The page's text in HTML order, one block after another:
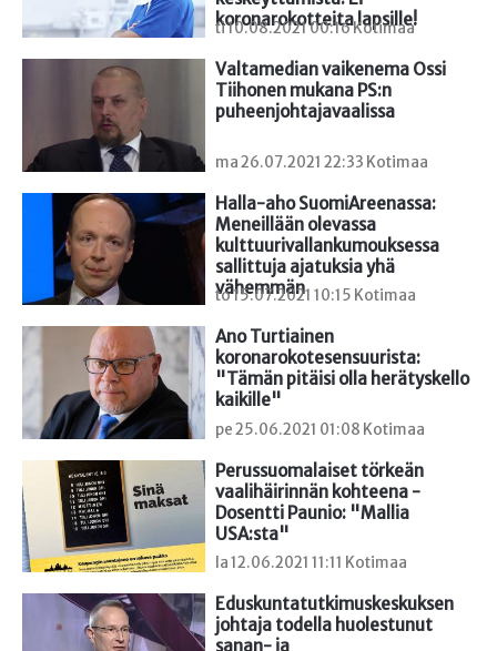
koronarokotteita lapsille!
ti 10.08.2021 00:16 Kotimaa
Valtamedian vaikenema Ossi
Tiihonen mukana PS:n
puheenjohtajavaalissa
ma 26.07.2021 22:33 Kotimaa
Halla-aho SuomiAreenassa:
Meneillään olevassa
kulttuurivallankumouksessa
sallittuja ajatuksia yhä
vähemmän
to 15.07.2021 10:15 Kotimaa
Ano Turtiainen
koronarokotesensuurista:
"Tämän pitäisi olla herätyskello
kaikille"
pe 25.06.2021 01:08 Kotimaa
Perussuomalaiset törkeän
vaalihäirinnän kohteena -
Dosentti Paunio: "Mallia
USA:sta"
la 12.06.2021 11:11 Kotimaa
Eduskuntatutkimuskeskuksen
johtaja todella huolestunut
sanan- ja